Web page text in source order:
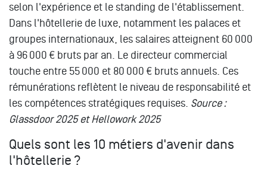
selon l'expérience et le standing de l'établissement.
Dans l'hôtellerie de luxe, notamment les palaces et
groupes internationaux, les salaires atteignent 60 000
à 96 000 € bruts par an. Le directeur commercial
touche entre 55 000 et 80 000 € bruts annuels. Ces
rémunérations reflètent le niveau de responsabilité et
les compétences stratégiques requises. Source :
Glassdoor 2025 et Hellowork 2025
Quels sont les 10 métiers d'avenir dans
l'hôtellerie ?